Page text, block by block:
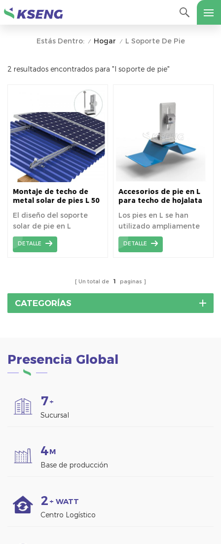
Estás Dentro: / Hogar / L Soporte De Pie
2 resultados encontrados para "l soporte de pie"
Montaje de techo de
metal solar de pies L 50
de pie L
El diseño del soporte
solar de pie en L
proporciona un sistema
de montaje solar de bajo
DETALLE
Accesorios de pie en L
para techo de hojalata
solar
Los pies en L se han
utilizado ampliamente
en techos de láminas de
metal corrugado
DETALLE
Un total de 1 paginas
CATEGORÍAS
Presencia Global
7+
Sucursal
4M
Base de producción
2 + WATT
Centro Logístico